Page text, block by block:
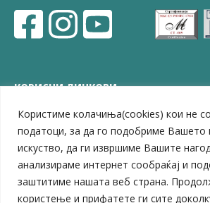
Користиме колачиња(cookies) кои не
податоци, за да го подобриме Вашето
искуство, да ги извршиме Вашите
анализираме интернет сообраќај и
заштитиме нашата веб страна.
користење и прифатете ги сите
КОРИСНИ ЛИНКОВИ
ЗЕЛС – Заедница на единиците на
Центар за развој на Вардарски плански
Јавно комунално претпријатие „Дервен“
ЈПССО „Парк – спорт и паркинзи“
ЛУ „Народен Музеј“